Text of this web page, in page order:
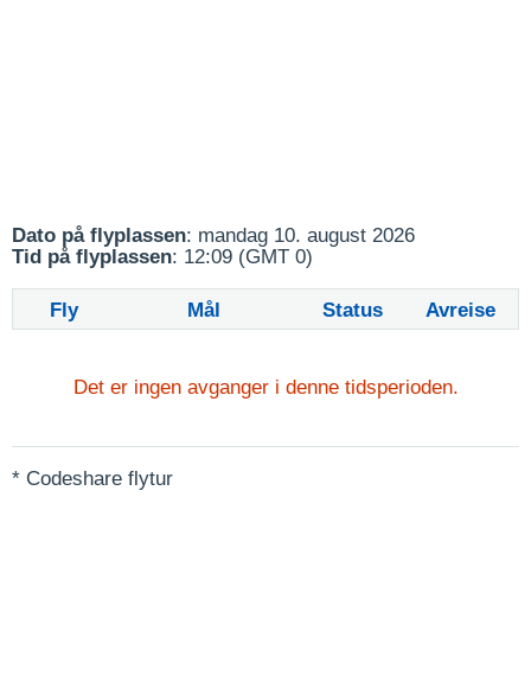
Dato på flyplassen: mandag 10. august 2026
Tid på flyplassen: 12:09 (GMT 0)
Fly Mål Status Avreise
Det er ingen avganger i denne tidsperioden.
* Codeshare flytur